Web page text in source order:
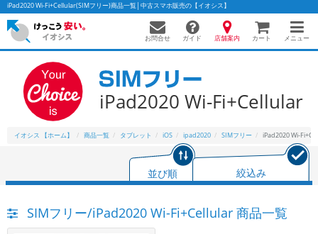
iPad2020 Wi-Fi+Cellular(SIMフリー)商品一覧│中古スマホ販売の【イオシス】
お問合せ ガイド 店舗案内 カート メニュー
iPad2020 Wi-Fi+Cellular
イオシス 【ホーム】 商品一覧 タブレット iOS ipad2020 SIMフリー iPad2020 Wi-
並び順 絞込み
SIMフリー/iPad2020 Wi-Fi+Cellular 商品一覧
かんたんパソコン検索に切り替える
人気の検索ワード： Let's noteEliteBook MacBook